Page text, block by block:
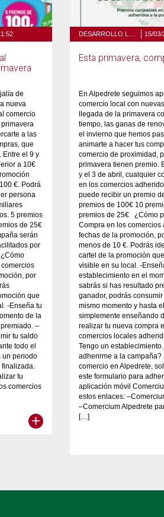
de
nueva
comercio
a las
que
Entre el 9 y
a 10€
€. Podrá
persona
5 premios
de 25€
serán
por
por
que
-Enseña tu
de la
–
tu saldo
todo el
un periodo
tu
comercios
+
15/03/
Esta primavera,
En Alpedrete seguimos
comercio local con
llegada de la primavera
tiempo, las ganas de
el invierno que hemos
animarte a hacer tus
comercio de proximidad,
primavera tienen premio.
y el 3 de abril, cualquier
en los comercios
puede recibir un premio
premios de 100€ 10
premios de 25€ ¿Cómo
Compra en los comercios
fechas de la promoción,
menos de 10 €. Podrás
cartel de la promoción
visible en su local. -
establecimiento en el
sabrás si has resultado
ganador, podrás
mismo momento y hasta
simplemente enseñando
realizar tu nueva compra
comercios locales
Tengo un
adherirme a la campaña?
comercio en Alpedrete,
este formulario para
aplicación móvil
estos enlaces:
–Comercium Alpedrete
[…]